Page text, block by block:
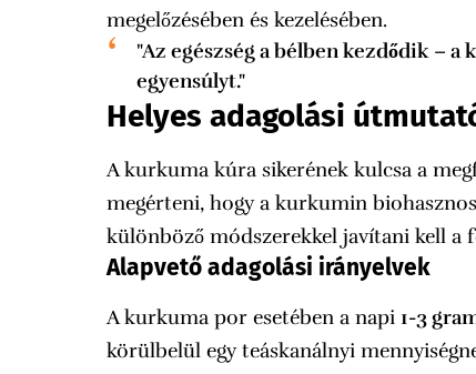
megelőzésében és kezelésében.
"Az egészség a bélben kezdődik –
egyensúlyt."
Helyes adagolási
A kurkuma kúra sikerének kulcsa a
megérteni, hogy a kurkumin
különböző módszerekkel javítani kell a
Alapvető adagolási irányelvek
A kurkuma por esetében a napi 1-3
körülbelül egy teáskanálnyi